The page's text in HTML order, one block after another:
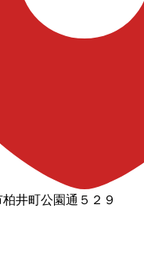
井町公園通５２９